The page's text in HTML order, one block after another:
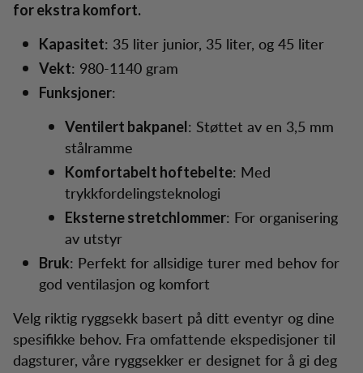
for ekstra komfort.
Kapasitet: 35 liter junior, 35 liter, og 45 liter
Vekt: 980-1140 gram
Funksjoner:
Ventilert bakpanel: Støttet av en 3,5 mm
stålramme
Komfortabelt hoftebelte: Med
trykkfordelingsteknologi
Eksterne stretchlommer: For organisering
av utstyr
Bruk: Perfekt for allsidige turer med behov for
god ventilasjon og komfort
Velg riktig ryggsekk basert på ditt eventyr og dine
spesifikke behov. Fra omfattende ekspedisjoner til
dagsturer, våre ryggsekker er designet for å gi deg